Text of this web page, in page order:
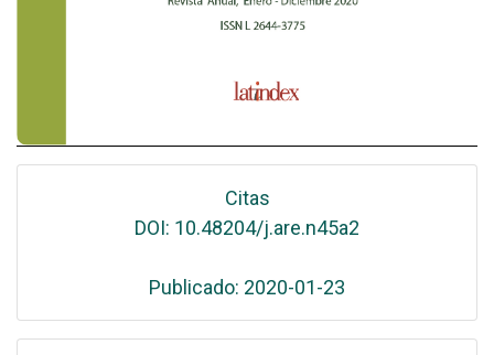
Citas
DOI: 10.48204/j.are.n45a2
Publicado: 2020-01-23